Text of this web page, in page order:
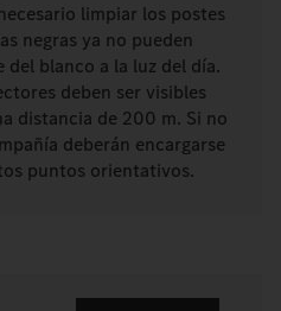
limpiar los postes
negras ya no pueden
blanco a la luz del día.
deben ser visibles
distancia de 200 m. Si no
deberán encargarse
puntos orientativos.